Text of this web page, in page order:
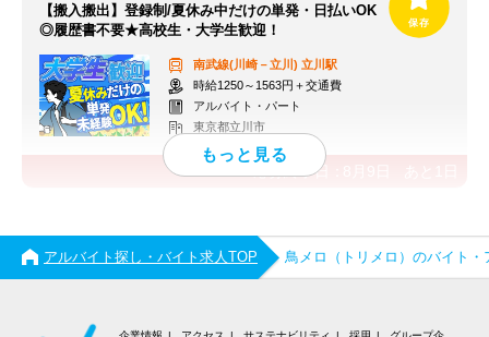
【搬入搬出】登録制/夏休み中だけの単発・日払いOK
◎履歴書不要★高校生・大学生歓迎！
南武線(川崎－立川) 立川駅
時給1250～1563円＋交通費
アルバイト・パート
東京都立川市
応募終了日：
アルバイト探し・バイト求人TOP 鳥メロ（トリメロ）のバイト・